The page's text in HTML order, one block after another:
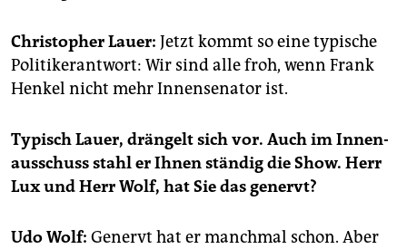
Chris­to­pher Lauer: Jetzt kommt so eine ty­pi­sche
Po­li­ti­kerant­wort: Wir sind alle froh, wenn Frank
Hen­kel nicht mehr In­nen­se­na­tor ist.
Ty­pisch Lauer, drän­gelt sich vor. Auch im In­nen­
aus­schuss stahl er Ihnen stän­dig die Show. Herr
Lux und Herr Wolf, hat Sie das ge­nervt?
Udo Wolf: Ge­nervt hat er manch­mal schon. Aber